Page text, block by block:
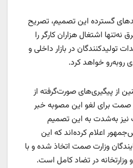
گسترده این تصمیم، تصریح
اشتغال هزاران کارگر را
تولیدکنندگان در بازار داخلی و
روبه‌رو خواهد کرد.
از پیگیری‌های صورت‌گرفته از
برای لغو این مصوبه خبر
نیز به‌شدت به این تصمیم
اعلام کرده‌اند که این
وزارت صمت اتخاذ شده و با
وزارتخانه در تضاد کامل است.